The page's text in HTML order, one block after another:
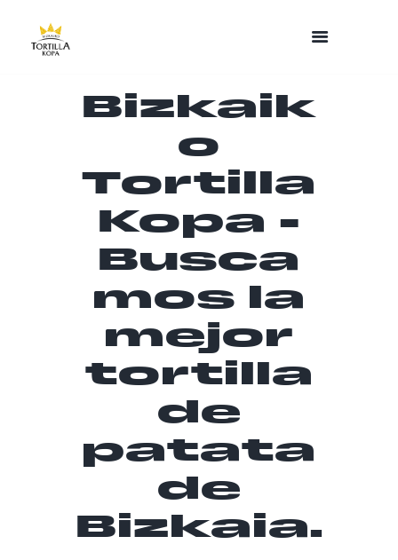
Bizkaik
o
Tortilla
Kopa -
Busca
mos la
mejor
tortilla
de
patata
de
Bizkaia.